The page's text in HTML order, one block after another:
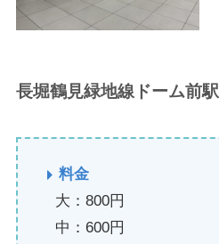
長堀鶴見緑地線ドーム前駅
料金
大：800円
中：600円